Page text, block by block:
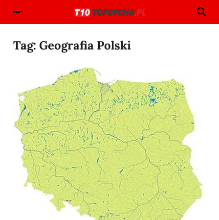
Tag: Geografia Polski